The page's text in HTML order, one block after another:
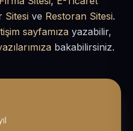
Sitesi ve Restoran Sitesi.
sayfamıza yazabilir,
bakabilirsiniz.